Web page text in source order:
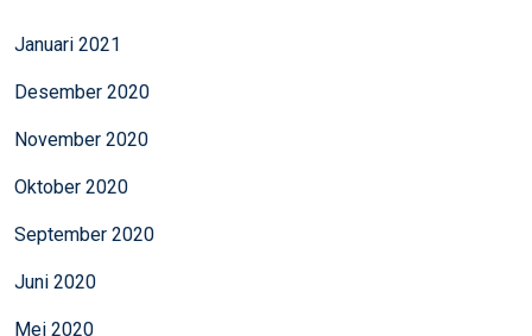
Januari 2021
Desember 2020
November 2020
Oktober 2020
September 2020
Juni 2020
Mei 2020